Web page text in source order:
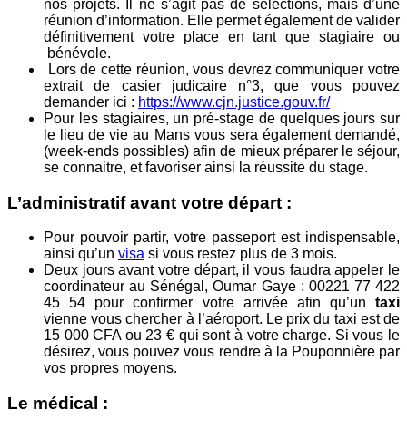
nos projets. Il ne s’agit pas de sélections, mais d’une
réunion d’information. Elle permet également de valider
définitivement votre place en tant que stagiaire ou
bénévole.
Lors de cette réunion, vous devrez communiquer votre
extrait de casier judicaire n°3, que vous pouvez
demander ici : https://www.cjn.justice.gouv.fr/
Pour les stagiaires, un pré-stage de quelques jours sur
le lieu de vie au Mans vous sera également demandé,
(week-ends possibles) afin de mieux préparer le séjour,
se connaitre, et favoriser ainsi la réussite du stage.
L’administratif avant votre départ :
Pour pouvoir partir, votre passeport est indispensable,
ainsi qu’un visa si vous restez plus de 3 mois.
Deux jours avant votre départ, il vous faudra appeler le
coordinateur au Sénégal, Oumar Gaye : 00221 77 422
45 54 pour confirmer votre arrivée afin qu’un taxi
vienne vous chercher à l’aéroport. Le prix du taxi est de
15 000 CFA ou 23 € qui sont à votre charge. Si vous le
désirez, vous pouvez vous rendre à la Pouponnière par
vos propres moyens.
Le médical :